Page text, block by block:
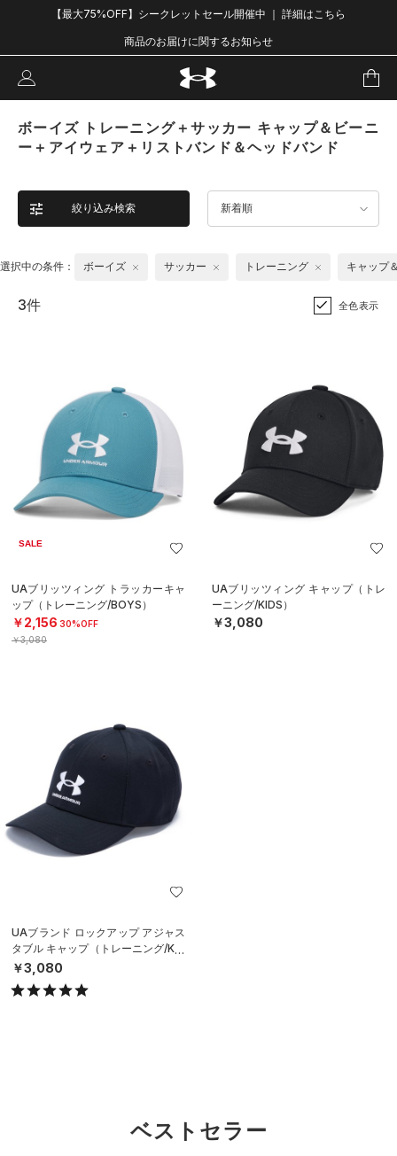
【最大75%OFF】シークレットセール開催中 ｜ 詳細はこちら
商品のお届けに関するお知らせ
ボーイズ トレーニング＋サッカー キャップ＆ビーニ
ー＋アイウェア＋リストバンド＆ヘッドバンド
絞り込み検索 新着順
選択中の条件： ボーイズ サッカー トレーニング キャップ
3件 全色表示
SALE
UAブリッツィング トラッカーキャ
ップ（トレーニング/BOYS）
￥2,156 30%OFF
￥3,080
UAブリッツィング キャップ（トレ
ーニング/KIDS）
￥3,080
UAブランド ロックアップ アジャス
タブル キャップ（トレーニング/KID
S）
￥3,080
ベストセラー